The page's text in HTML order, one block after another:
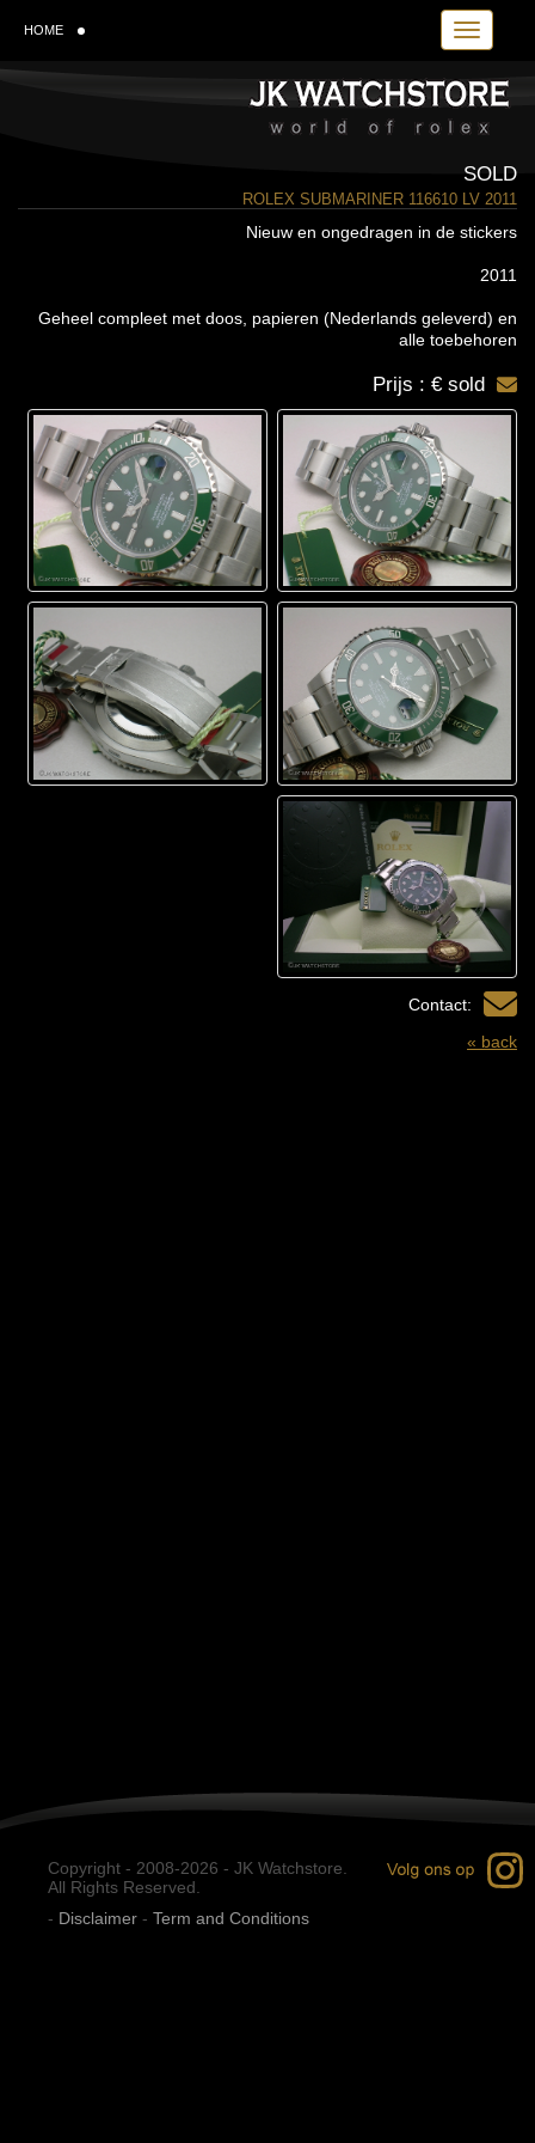
Toggle
HOME
SOLD
ROLEX SUBMARINER 116610 LV 2011
Nieuw en ongedragen in de stickers
2011
Geheel compleet met doos, papieren (Nederlands geleverd) en
alle toebehoren
Prijs : € sold
Contact:
« back
Copyright - 2008-2026 - JK Watchstore.
All Rights Reserved.
- Disclaimer - Term and Conditions